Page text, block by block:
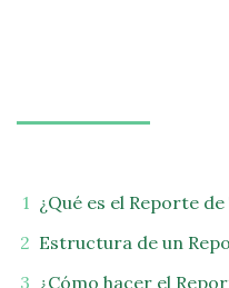
¿Qué es el Reporte
Estructura de un
¿Cómo hacer el